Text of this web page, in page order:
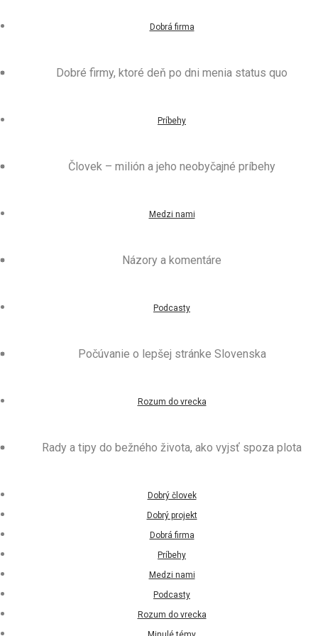
Dobrá firma
Dobré firmy, ktoré deň po dni menia status quo
Príbehy
Človek – milión a jeho neobyčajné príbehy
Medzi nami
Názory a komentáre
Podcasty
Počúvanie o lepšej stránke Slovenska
Rozum do vrecka
Rady a tipy do bežného života, ako vyjsť spoza plota
Dobrý človek
Dobrý projekt
Dobrá firma
Príbehy
Medzi nami
Podcasty
Rozum do vrecka